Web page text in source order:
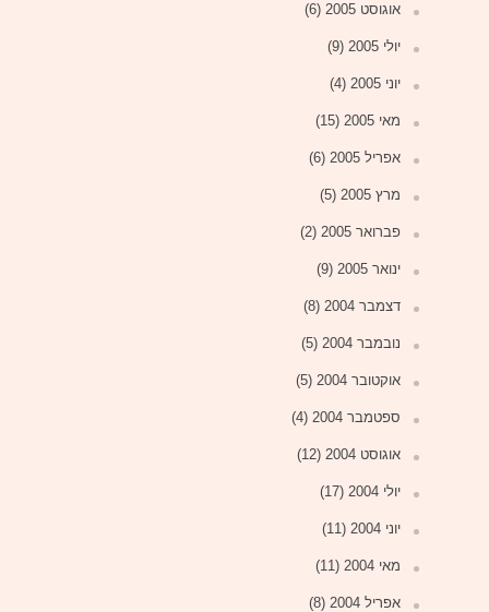
אוגוסט 2005 (6)
יולי 2005 (9)
יוני 2005 (4)
מאי 2005 (15)
אפריל 2005 (6)
מרץ 2005 (5)
פברואר 2005 (2)
ינואר 2005 (9)
דצמבר 2004 (8)
נובמבר 2004 (5)
אוקטובר 2004 (5)
ספטמבר 2004 (4)
אוגוסט 2004 (12)
יולי 2004 (17)
יוני 2004 (11)
מאי 2004 (11)
אפריל 2004 (8)